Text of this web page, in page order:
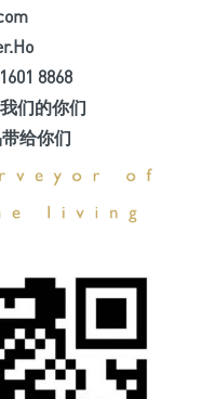
8868
们的你们
给你们